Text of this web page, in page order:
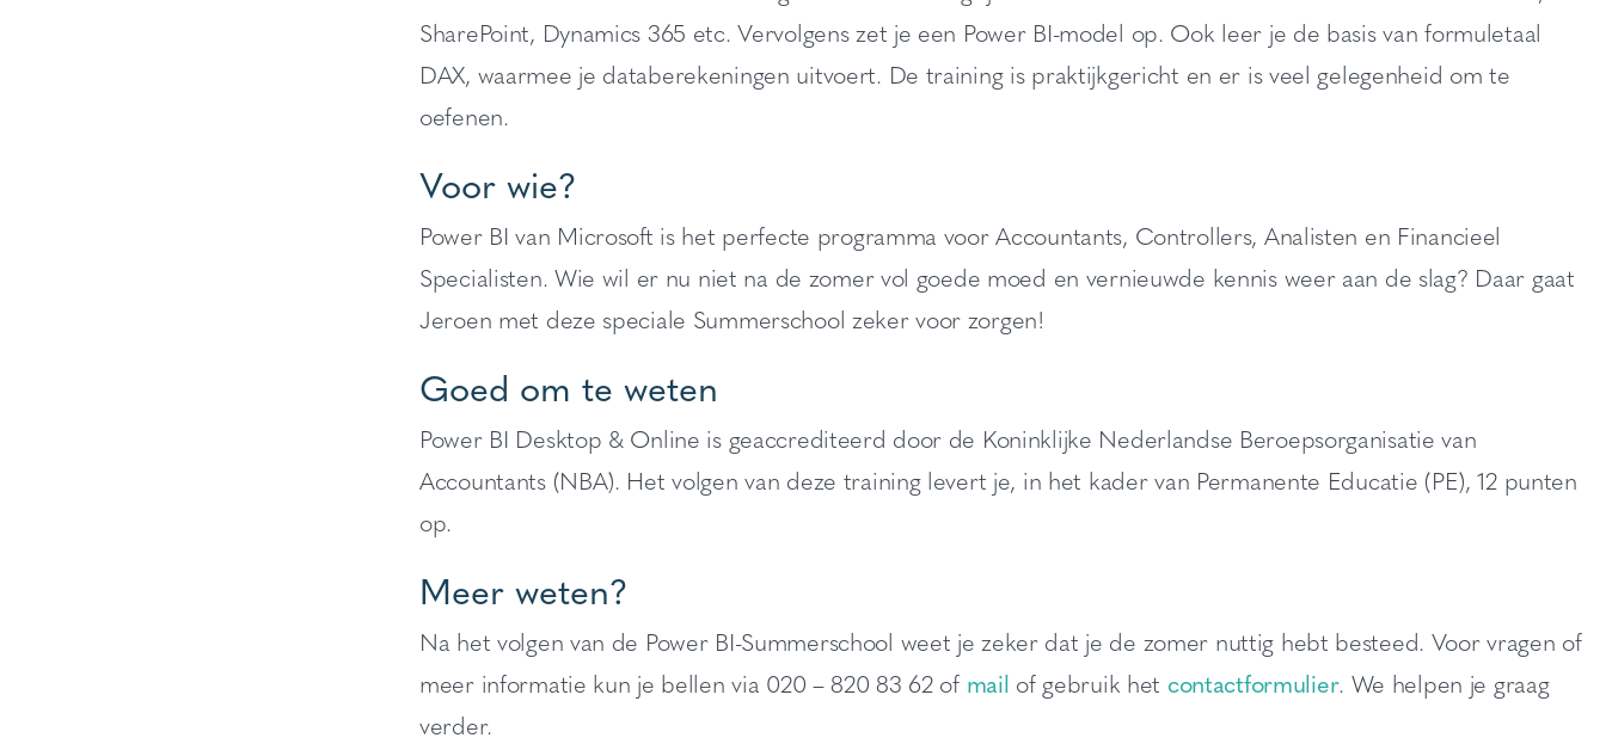
SharePoint, Dynamics 365 etc. Vervolgens zet je een Power BI-model op. Ook leer je de basis van formuletaal
DAX, waarmee je databerekeningen uitvoert. De training is praktijkgericht en er is veel gelegenheid om te
oefenen.
Voor wie?
Power BI van Microsoft is het perfecte programma voor Accountants, Controllers, Analisten en Financieel
Specialisten. Wie wil er nu niet na de zomer vol goede moed en vernieuwde kennis weer aan de slag? Daar gaat
Jeroen met deze speciale Summerschool zeker voor zorgen!
Goed om te weten
Power BI Desktop & Online is geaccrediteerd door de Koninklijke Nederlandse Beroepsorganisatie van
Accountants (NBA). Het volgen van deze training levert je, in het kader van Permanente Educatie (PE), 12 punten
op.
Meer weten?
Na het volgen van de Power BI-Summerschool weet je zeker dat je de zomer nuttig hebt besteed. Voor vragen of
meer informatie kun je bellen via 020 – 820 83 62 of mail of gebruik het contactformulier. We helpen je graag
verder.